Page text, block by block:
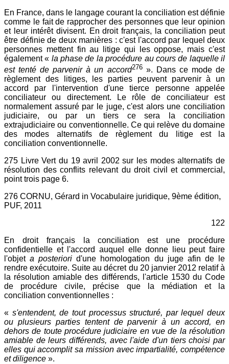
En France, dans le langage courant la conciliation est définie
comme le fait de rapprocher des personnes que leur opinion
et leur intérêt divisent. En droit français, la conciliation peut
être définie de deux manières : c'est l'accord par lequel deux
personnes mettent fin au litige qui les oppose, mais c'est
également « la phase de la procédure au cours de laquelle il
est tenté de parvenir à un accord276». Dans ce mode de
règlement des litiges, les parties peuvent parvenir à un
accord par l'intervention d'une tierce personne appelée
conciliateur ou directement. Le rôle de conciliateur est
normalement assuré par le juge, c'est alors une conciliation
judiciaire, ou par un tiers ce sera la conciliation
extrajudiciaire ou conventionnelle. Ce qui relève du domaine
des modes alternatifs de règlement du litige est la
conciliation conventionnelle.
275 Livre Vert du 19 avril 2002 sur les modes alternatifs de
résolution des conflits relevant du droit civil et commercial,
point trois page 6.
276 CORNU, Gérard in Vocabulaire juridique, 9ème édition,
PUF, 2011
122
En droit français la conciliation est une procédure
confidentielle et l'accord auquel elle donne lieu peut faire
l'objeta posteriorid'une homologation du juge afin de le
rendre exécutoire. Suite au décret du 20 janvier 2012 relatif à
la résolution amiable des différends, l'article 1530 du Code
de procédure civile, précise que la médiation et la
conciliation conventionnelles :
« s'entendent, de tout processus structuré, par lequel deux
ou plusieurs parties tentent de parvenir à un accord, en
dehors de toute procédure judiciaire en vue de la résolution
amiable de leurs différends, avec l'aide d'un tiers choisi par
elles qui accomplit sa mission avec impartialité, compétence
et diligence ».